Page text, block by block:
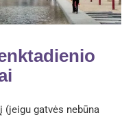
gatvės nebūna